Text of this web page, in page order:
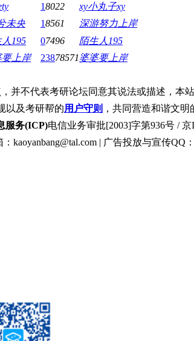
18022
xy小丸子xy
未央 18561
深游努力上岸
195 07496
陌生人195
要上岸 23878571婆婆要上岸
并不代表考研论坛同意其说法或描述，本
以及考研帮的用户守则 ，共同营造和谐文明
服务(ICP)电信业务审批[2003]字第936号 / 京
kaoyanbang@tal.com | 广告投放与宣传QQ